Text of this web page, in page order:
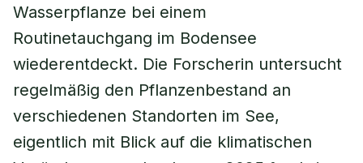
Wasserpflanze bei einem
Routinetauchgang im Bodensee
wiederentdeckt. Die Forscherin untersucht
regelmäßig den Pflanzenbestand an
verschiedenen Standorten im See,
eigentlich mit Blick auf die klimatischen